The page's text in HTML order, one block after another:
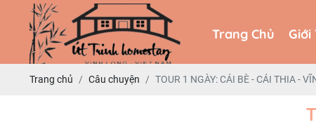
Trang Chủ Giới
Trang Chủ Giới
Trang chủ Câu chuyện TOUR 1 NGÀY: CÁI BÈ - CÁI THIA -